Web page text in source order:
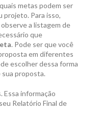
metas podem ser
projeto. Para isso,
a listagem de
que
. Pode ser que você
em diferentes
escolher dessa forma
sua proposta.
Essa informação
Relatório Final de